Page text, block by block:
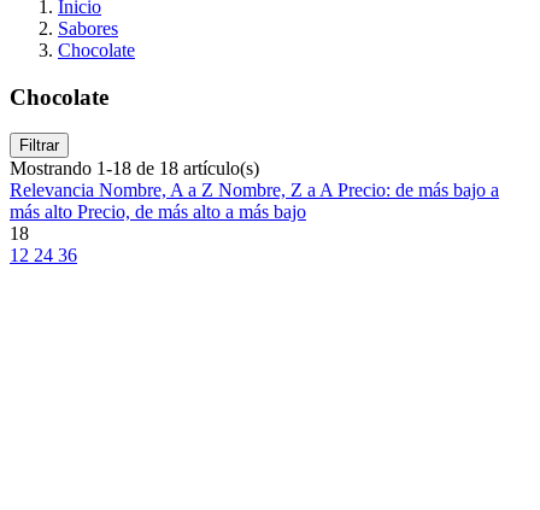
Inicio
Sabores
Chocolate
Chocolate
Filtrar
Mostrando 1-18 de 18 artículo(s)
Relevancia Nombre, A a Z Nombre, Z a APrecio: de más bajo a
más alto Precio, de más alto a más bajo
18
12 24 36